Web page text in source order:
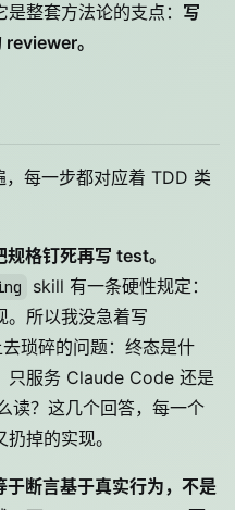
整套方法论的支点： 写
。
每一步都对应着 TDD 类
格钉死再写 test。
skill 有一条硬性规定：
。所以我没急着写
琐碎的问题：终态是什
只服务 Claude Code 还是
？这几个回答，每一个
掉的实现。
断言基于真实行为，不是